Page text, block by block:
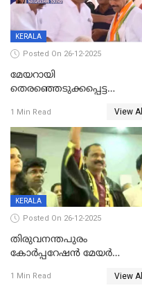
KERALA
Posted On 26-12-2025
മേയറായി
തെരഞ്ഞെടുക്കപ്പെട്ട
ആദ്യ വോട്ട് അസാധു; കണ്ണൂർ
ഡെപ്യൂട്ടി മേയർ സ്ഥാനത്ത്
താഹിറിന് വിജയം
1 Min Read View All
KERALA
Posted On 26-12-2025
തിരുവനന്തപുരം
കോര്‍പ്പറേഷന്‍ മേയര്‍
ഹൈക്കോടതിയിലേക്ക്;
1 Min Read View All